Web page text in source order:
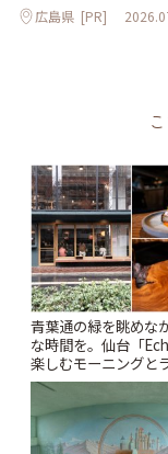
広島県 [PR]
青葉通の緑を眺めな
な時間を。仙台「
楽しむモーニングと
とりっぷ